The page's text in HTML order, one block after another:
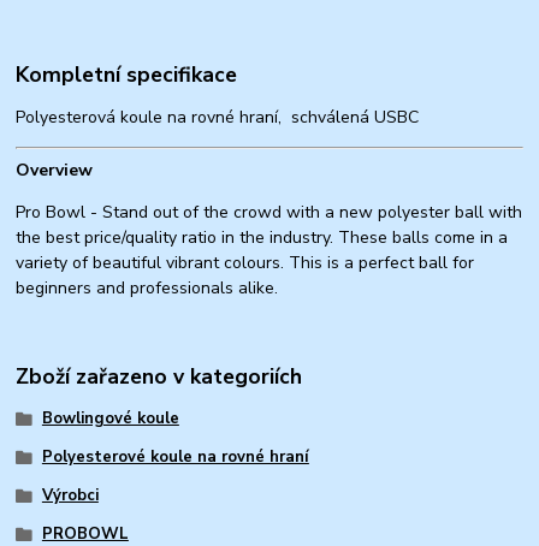
Kompletní specifikace
Polyesterová koule na rovné hraní, schválená USBC
Overview
Pro Bowl - Stand out of the crowd with a new polyester ball with
the best price/quality ratio in the industry. These balls come in a
variety of beautiful vibrant colours. This is a perfect ball for
beginners and professionals alike.
Zboží zařazeno v kategoriích
Bowlingové koule
Polyesterové koule na rovné hraní
Výrobci
PROBOWL